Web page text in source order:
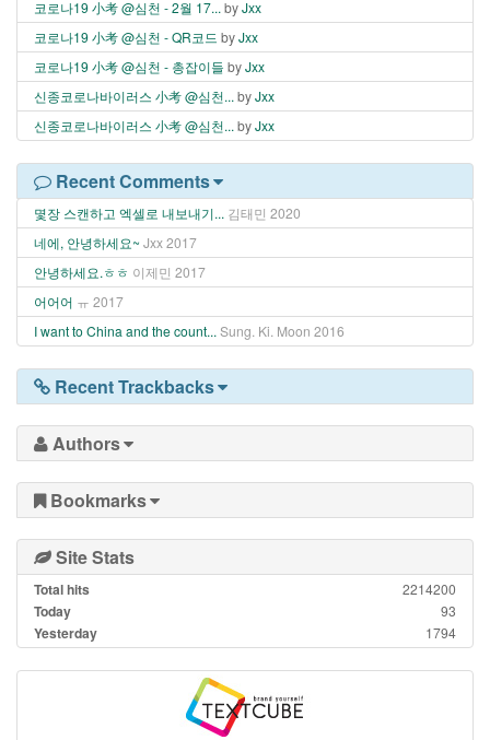
코로나19 小考 @심천 - 2월 17... byJxx
코로나19 小考 @심천 - QR코드 byJxx
코로나19 小考 @심천 - 총잡이들 byJxx
신종코로나바이러스 小考 @심천... byJxx
신종코로나바이러스 小考 @심천... byJxx
Recent Comments
몇장 스캔하고 엑셀로 내보내기... 김태민 2020
네에, 안녕하세요~ Jxx2017
안녕하세요.ㅎㅎ 이제민 2017
어어어 ㅠ 2017
I want to China and the count... Sung. Ki. Moon 2016
Recent Trackbacks
Authors
Bookmarks
Site Stats
Total hits 2214200
Today 93
Yesterday 1794